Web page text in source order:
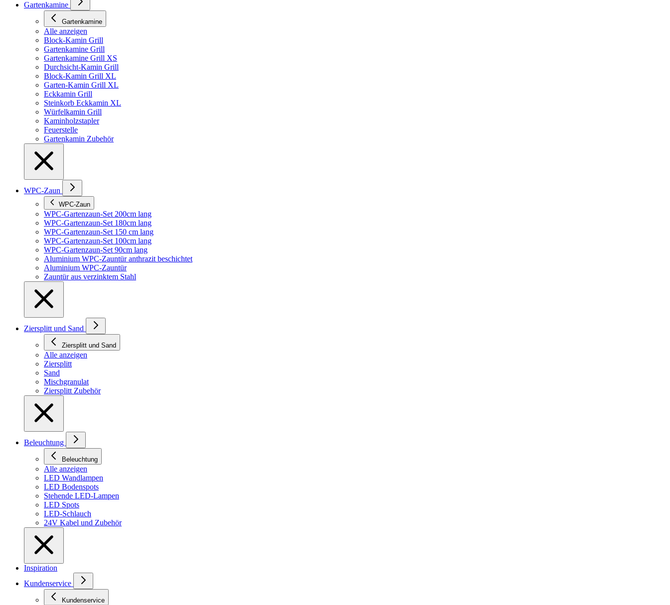
Gartenkamine
Gartenkamine
Alle anzeigen
Block-Kamin Grill
Gartenkamine Grill
Gartenkamine Grill XS
Durchsicht-Kamin Grill
Block-Kamin Grill XL
Garten-Kamin Grill XL
Eckkamin Grill
Steinkorb Eckkamin XL
Würfelkamin Grill
Kaminholzstapler
Feuerstelle
Gartenkamin Zubehör
WPC-Zaun
WPC-Zaun
WPC-Gartenzaun-Set 200cm lang
WPC-Gartenzaun-Set 180cm lang
WPC-Gartenzaun-Set 150 cm lang
WPC-Gartenzaun-Set 100cm lang
WPC-Gartenzaun-Set 90cm lang
Aluminium WPC-Zauntür anthrazit beschichtet
Aluminium WPC-Zauntür
Zauntür aus verzinktem Stahl
Ziersplitt und Sand
Ziersplitt und Sand
Alle anzeigen
Ziersplitt
Sand
Mischgranulat
Ziersplitt Zubehör
Beleuchtung
Beleuchtung
Alle anzeigen
LED Wandlampen
LED Bodenspots
Stehende LED-Lampen
LED Spots
LED-Schlauch
24V Kabel und Zubehör
Inspiration
Kundenservice
Kundenservice